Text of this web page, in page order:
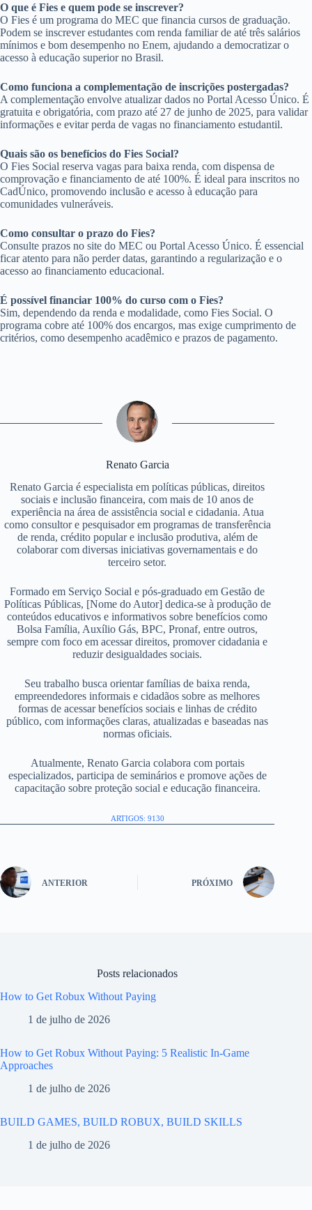
O que é Fies e quem pode se inscrever?
O Fies é um programa do MEC que financia cursos de graduação.
Podem se inscrever estudantes com renda familiar de até três salários
mínimos e bom desempenho no Enem, ajudando a democratizar o
acesso à educação superior no Brasil.
Como funciona a complementação de inscrições postergadas?
A complementação envolve atualizar dados no Portal Acesso Único. É
gratuita e obrigatória, com prazo até 27 de junho de 2025, para validar
informações e evitar perda de vagas no financiamento estudantil.
Quais são os benefícios do Fies Social?
O Fies Social reserva vagas para baixa renda, com dispensa de
comprovação e financiamento de até 100%. É ideal para inscritos no
CadÚnico, promovendo inclusão e acesso à educação para
comunidades vulneráveis.
Como consultar o prazo do Fies?
Consulte prazos no site do MEC ou Portal Acesso Único. É essencial
ficar atento para não perder datas, garantindo a regularização e o
acesso ao financiamento educacional.
É possível financiar 100% do curso com o Fies?
Sim, dependendo da renda e modalidade, como Fies Social. O
programa cobre até 100% dos encargos, mas exige cumprimento de
critérios, como desempenho acadêmico e prazos de pagamento.
Renato Garcia
Renato Garcia é especialista em políticas públicas, direitos
sociais e inclusão financeira, com mais de 10 anos de
experiência na área de assistência social e cidadania. Atua
como consultor e pesquisador em programas de transferência
de renda, crédito popular e inclusão produtiva, além de
colaborar com diversas iniciativas governamentais e do
terceiro setor.
Formado em Serviço Social e pós-graduado em Gestão de
Políticas Públicas, [Nome do Autor] dedica-se à produção de
conteúdos educativos e informativos sobre benefícios como
Bolsa Família, Auxílio Gás, BPC, Pronaf, entre outros,
sempre com foco em acessar direitos, promover cidadania e
reduzir desigualdades sociais.
Seu trabalho busca orientar famílias de baixa renda,
empreendedores informais e cidadãos sobre as melhores
formas de acessar benefícios sociais e linhas de crédito
público, com informações claras, atualizadas e baseadas nas
normas oficiais.
Atualmente, Renato Garcia colabora com portais
especializados, participa de seminários e promove ações de
capacitação sobre proteção social e educação financeira.
ARTIGOS: 9130
ANTERIOR PRÓXIMO
Posts relacionados
How to Get Robux Without Paying
1 de julho de 2026
How to Get Robux Without Paying: 5 Realistic In-Game
Approaches
1 de julho de 2026
BUILD GAMES, BUILD ROBUX, BUILD SKILLS
1 de julho de 2026